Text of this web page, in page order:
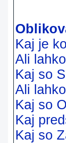
Kaj je
Ali
Kaj so
Ali
Kaj so
Kaj
Kaj so